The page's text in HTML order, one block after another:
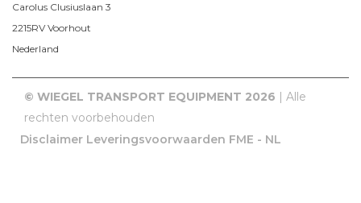
Carolus Clusiuslaan 3
2215RVVoorhout
Nederland
© WIEGEL TRANSPORT EQUIPMENT 2026 | Alle
rechten voorbehouden
Disclaimer Leveringsvoorwaarden FME - NL